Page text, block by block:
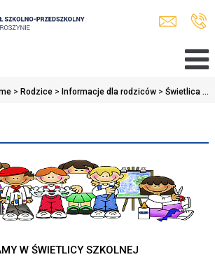
> Rodzice > Informacje dla rodziców > Świetlica ...
W ŚWIETLICY SZKOLNEJ